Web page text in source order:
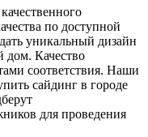
по доступной
уникальный дизайн
дом. Качество
соответствия. Наши
сайдинг в городе
для проведения